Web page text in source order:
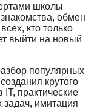
школы
обмен
кто только
выйти на новый
популярных
крутого
практические
задач, имитация